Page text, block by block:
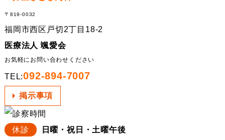
〒819-0032
福岡市西区戸切2丁目18-2
医療法人 颯愛会
お気軽にお問い合わせください
TEL:092-894-7007
掲示事項
休診 日曜・祝日・土曜午後